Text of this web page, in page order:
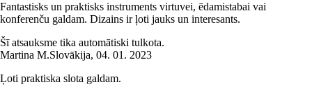
Fantastisks un praktisks instruments virtuvei, ēdamistabai vai
konferenču galdam. Dizains ir ļoti jauks un interesants.
Šī atsauksme tika automātiski tulkota.
Martina M.Slovākija, 04. 01. 2023
Ļoti praktiska slota galdam.